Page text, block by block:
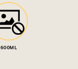
600ML